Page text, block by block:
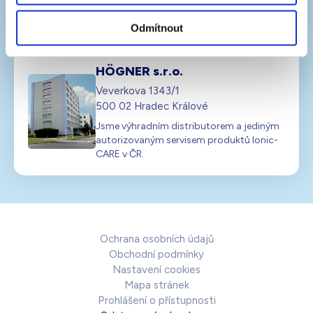
Odmítnout
info@ionic-care.cz
HÖGNER s.r.o.
Veverkova 1343/1
500 02 Hradec Králové
Jsme výhradním distributorem a jediným
autorizovaným servisem produktů Ionic-
CARE v ČR.
Ochrana osobních údajů
Obchodní podmínky
Nastavení cookies
Mapa stránek
Prohlášení o přístupnosti